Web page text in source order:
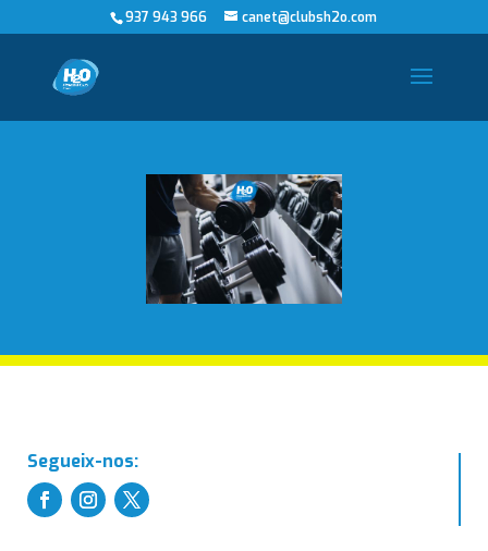
937 943 966 canet@clubsh2o.com
Segueix-nos: